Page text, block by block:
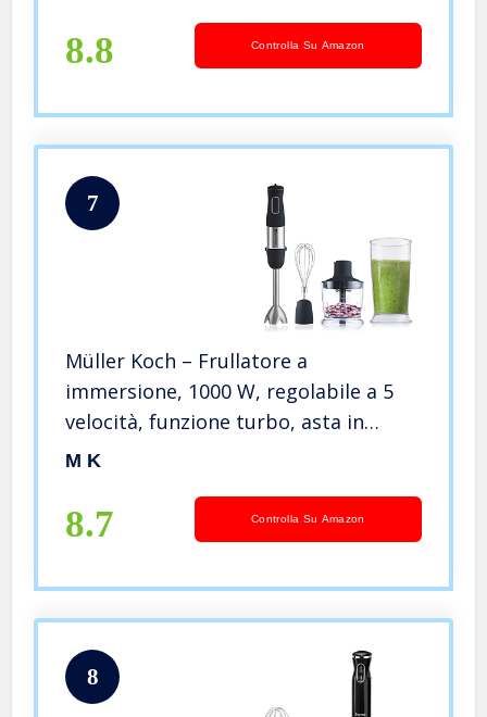
8.8 Controlla Su Amazon
7
Müller Koch – Frullatore a
immersione, 1000 W, regolabile a 5
velocità, funzione turbo, asta in
acciaio INOX, con frusta elettrica e
M K
8.7 Controlla Su Amazon
8